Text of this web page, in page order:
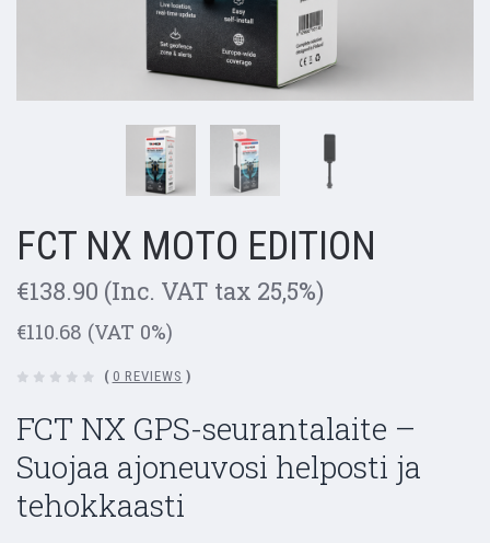
FCT NX MOTO EDITION
€138.90 (Inc. VAT tax 25,5%)
€110.68 (VAT 0%)
( 0 REVIEWS )
FCT NX GPS-seurantalaite –
Suojaa ajoneuvosi helposti ja
tehokkaasti